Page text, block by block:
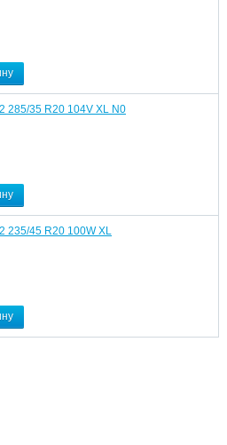
285/35 R20 104V XL N0
235/45 R20 100W XL